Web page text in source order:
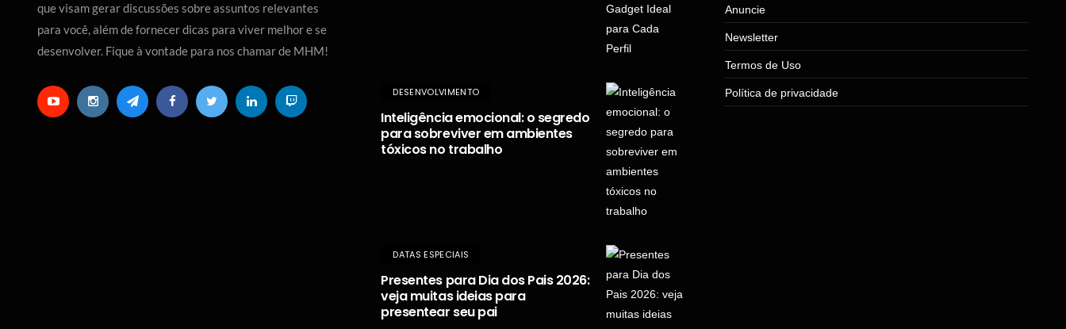
que visam gerar discussões sobre assuntos relevantes
para você, além de fornecer dicas para viver melhor e se
desenvolver. Fique à vontade para nos chamar de MHM!
DESENVOLVIMENTO
Inteligência emocional: o segredo
para sobreviver em ambientes
tóxicos no trabalho
DATAS ESPECIAIS
Presentes para Dia dos Pais 2026:
veja muitas ideias para
presentear seu pai
Anuncie
Newsletter
Termos de Uso
Política de privacidade